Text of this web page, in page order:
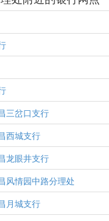
三岔口支行
西城支行
龙眼井支行
风情园中路分理处
月城支行